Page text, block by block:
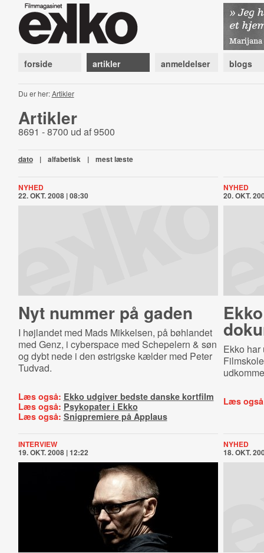
forside artikler anmeldelser blogs
Du er her:Artikler
Artikler
8691 - 8700 ud af 9500
dato | alfabetisk | mest læste
NYHED
22. OKT. 2008 | 08:30
Nyt nummer på gaden
I højlandet med Mads Mikkelsen, på bøhlandet
med Genz, i cyberspace med Schepelern & søn
og dybt nede i den østrigske kælder med Peter
Tudvad.
Læs også: Ekko udgiver bedste danske kortfilm
Læs også: Psykopater i Ekko
Læs også: Snigpremiere på Applaus
NYHED
20. OKT.
Ekko har
Læs
INTERVIEW
19. OKT. 2008 | 12:22
NYHED
18. OKT.